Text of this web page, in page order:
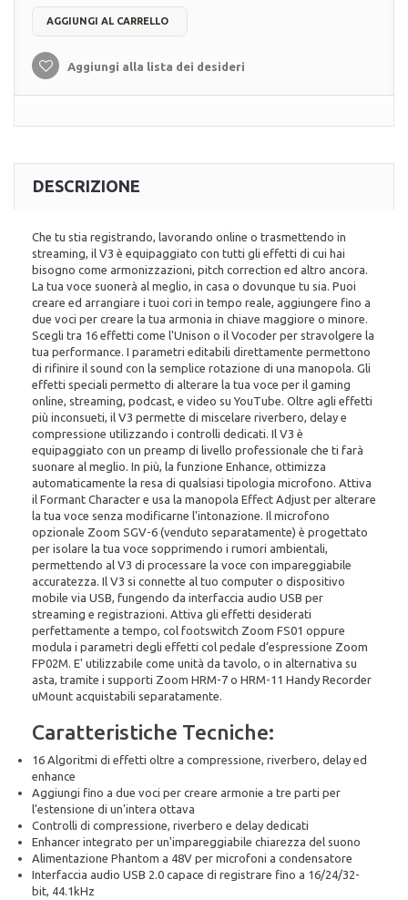
AGGIUNGI AL CARRELLO
Aggiungi alla lista dei desideri
DESCRIZIONE
Che tu stia registrando, lavorando online o trasmettendo in
streaming, il V3 è equipaggiato con tutti gli effetti di cui hai
bisogno come armonizzazioni, pitch correction ed altro ancora.
La tua voce suonerà al meglio, in casa o dovunque tu sia. Puoi
creare ed arrangiare i tuoi cori in tempo reale, aggiungere fino a
due voci per creare la tua armonia in chiave maggiore o minore.
Scegli tra 16 effetti come l'Unison o il Vocoder per stravolgere la
tua performance. I parametri editabili direttamente permettono
di rifinire il sound con la semplice rotazione di una manopola. Gli
effetti speciali permetto di alterare la tua voce per il gaming
online, streaming, podcast, e video su YouTube. Oltre agli effetti
più inconsueti, il V3 permette di miscelare riverbero, delay e
compressione utilizzando i controlli dedicati. Il V3 è
equipaggiato con un preamp di livello professionale che ti farà
suonare al meglio. In più, la funzione Enhance, ottimizza
automaticamente la resa di qualsiasi tipologia microfono. Attiva
il Formant Character e usa la manopola Effect Adjust per alterare
la tua voce senza modificarne l'intonazione. Il microfono
opzionale Zoom SGV-6 (venduto separatamente) è progettato
per isolare la tua voce sopprimendo i rumori ambientali,
permettendo al V3 di processare la voce con impareggiabile
accuratezza. Il V3 si connette al tuo computer o dispositivo
mobile via USB, fungendo da interfaccia audio USB per
streaming e registrazioni. Attiva gli effetti desiderati
perfettamente a tempo, col footswitch Zoom FS01 oppure
modula i parametri degli effetti col pedale d’espressione Zoom
FP02M. E' utilizzabile come unità da tavolo, o in alternativa su
asta, tramite i supporti Zoom HRM-7 o HRM-11 Handy Recorder
uMount acquistabili separatamente.
Caratteristiche Tecniche:
16 Algoritmi di effetti oltre a compressione, riverbero, delay ed
enhance
Aggiungi fino a due voci per creare armonie a tre parti per
l’estensione di un'intera ottava
Controlli di compressione, riverbero e delay dedicati
Enhancer integrato per un'impareggiabile chiarezza del suono
Alimentazione Phantom a 48V per microfoni a condensatore
Interfaccia audio USB 2.0 capace di registrare fino a 16/24/32-
bit, 44.1kHz